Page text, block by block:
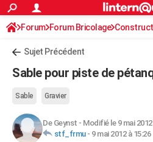
ACTUALITÉS
Politique
Société
Faits Divers
Education
Monde
Villes
+
AUTO
Essais
Réserver un essai
Citadines
Berlines
SUV
Forum auto
+HIGH-TECH
Forum Forum Bricolage
Sujet Précédent
Sable pour piste de
Sable Gravier
De Geynst - Modifié le 9 mai 2012
stf_frmu- 9 mai 2012 à 15:26